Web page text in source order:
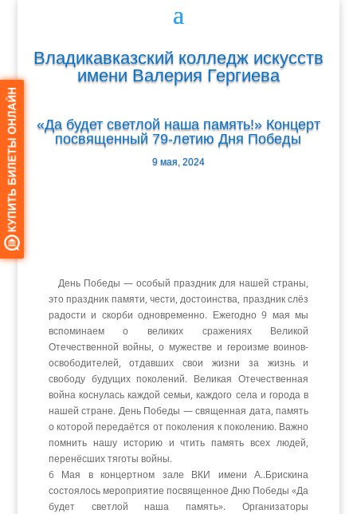
Владикавказский колледж искусств
имени Валерия Гергиева
«Да будет светлой наша память!» Концерт
посвященный 79-летию Дня Победы
9 мая, 2024
День Победы — особый праздник для нашей страны,
это праздник памяти, чести, достоинства, праздник слёз
радости и скорби одновременно. Ежегодно 9 мая мы
вспоминаем о великих сражениях Великой
Отечественной войны, о мужестве и героизме воинов-
освободителей, отдавших свои жизни за жизнь и
свободу будущих поколений. Великая Отечественная
война коснулась каждой семьи, каждого села и города в
нашей стране. День Победы — священная дата, память
о которой передаётся от поколения к поколению. Важно
помнить нашу историю и чтить память всех людей,
перенёсших тяготы войны.
6 Мая в концертном зале ВКИ имени А..Брискина
состоялось мероприятие посвященное Дню Победы «Да
будет светлой наша память». Организаторы